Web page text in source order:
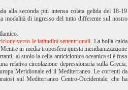
alla seconda più intensa colata gelida del 18-19
modalità di ingresso del tutto differente sul nostro
verso le latitudini settentrionali. La bolla calda
in media troposfera questa meridianizzazione
al suolo la cella anticiclonica oceanica si è fusa
relativa circolazione depressionaria sulla Grecia,
Meridionale ed il Mediterraneo. Le correnti da
sul Mediterraneo Centro-Occidentale, che ha